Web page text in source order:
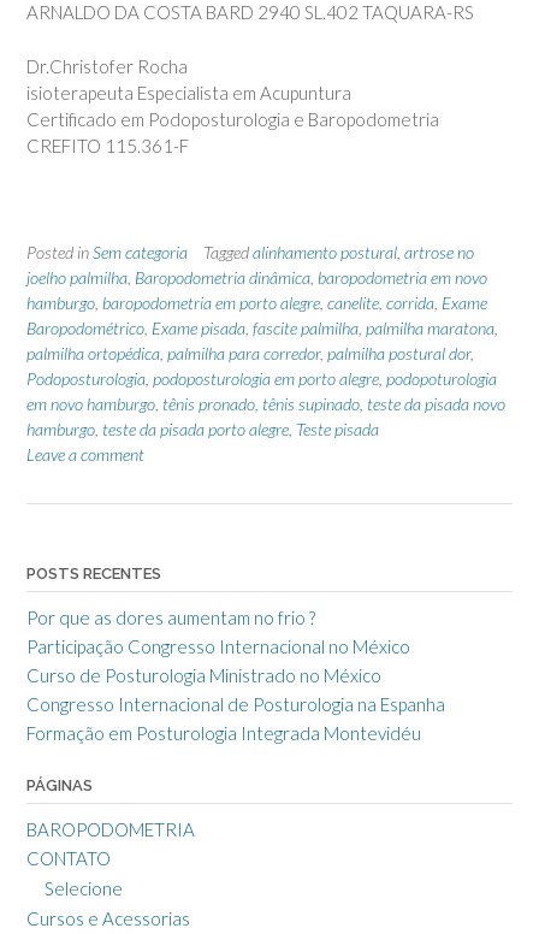
ARNALDO DA COSTA BARD 2940 SL.402 TAQUARA-RS
Dr.Christofer Rocha
isioterapeuta Especialista em Acupuntura
Certificado em Podoposturologia e Baropodometria
CREFITO 115.361-F
Posted inSem categoria Taggedalinhamento postural artrose no
joelho palmilha Baropodometria dinâmica baropodometria em novo
hamburgo baropodometria em porto alegre canelite corrida Exame
Baropodométrico Exame pisada fascite palmilha palmilha maratona
palmilha ortopédica palmilha para corredor, palmilha postural dor,
Podoposturologia podoposturologia em porto alegre podopoturologia
em novo hamburgo tênis pronado tênis supinado teste da pisada novo
hamburgo teste da pisada porto alegre Teste pisada
Leave a comment
POSTS RECENTES
Por que as dores aumentam no frio ?
Participação Congresso Internacional no México
Curso de Posturologia Ministrado no México
Congresso Internacional de Posturologia na Espanha
Formação em Posturologia Integrada Montevidéu
PÁGINAS
BAROPODOMETRIA
CONTATO
Selecione
Cursos e Acessorias